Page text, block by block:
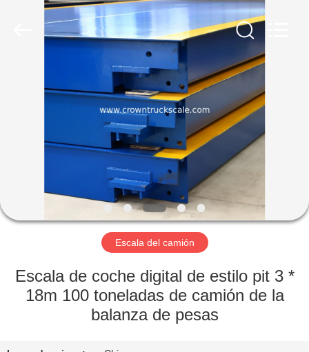
PRODUCTOS
SOBRE
NOSOTROS
VISITA
LA
FÁBRICA
Escala del camión
Escala de coche digital de estilo pit 3 *
18m 100 toneladas de camión de la
balanza de pesas